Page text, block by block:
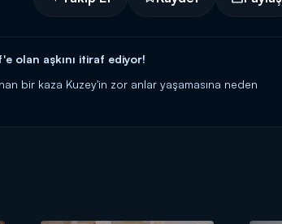
olan aşkını itiraf ediyor!
bir kaza Kuzey'in zor anlar yaşamasına neden